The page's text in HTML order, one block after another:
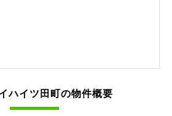
ハイツ田町の物件概要